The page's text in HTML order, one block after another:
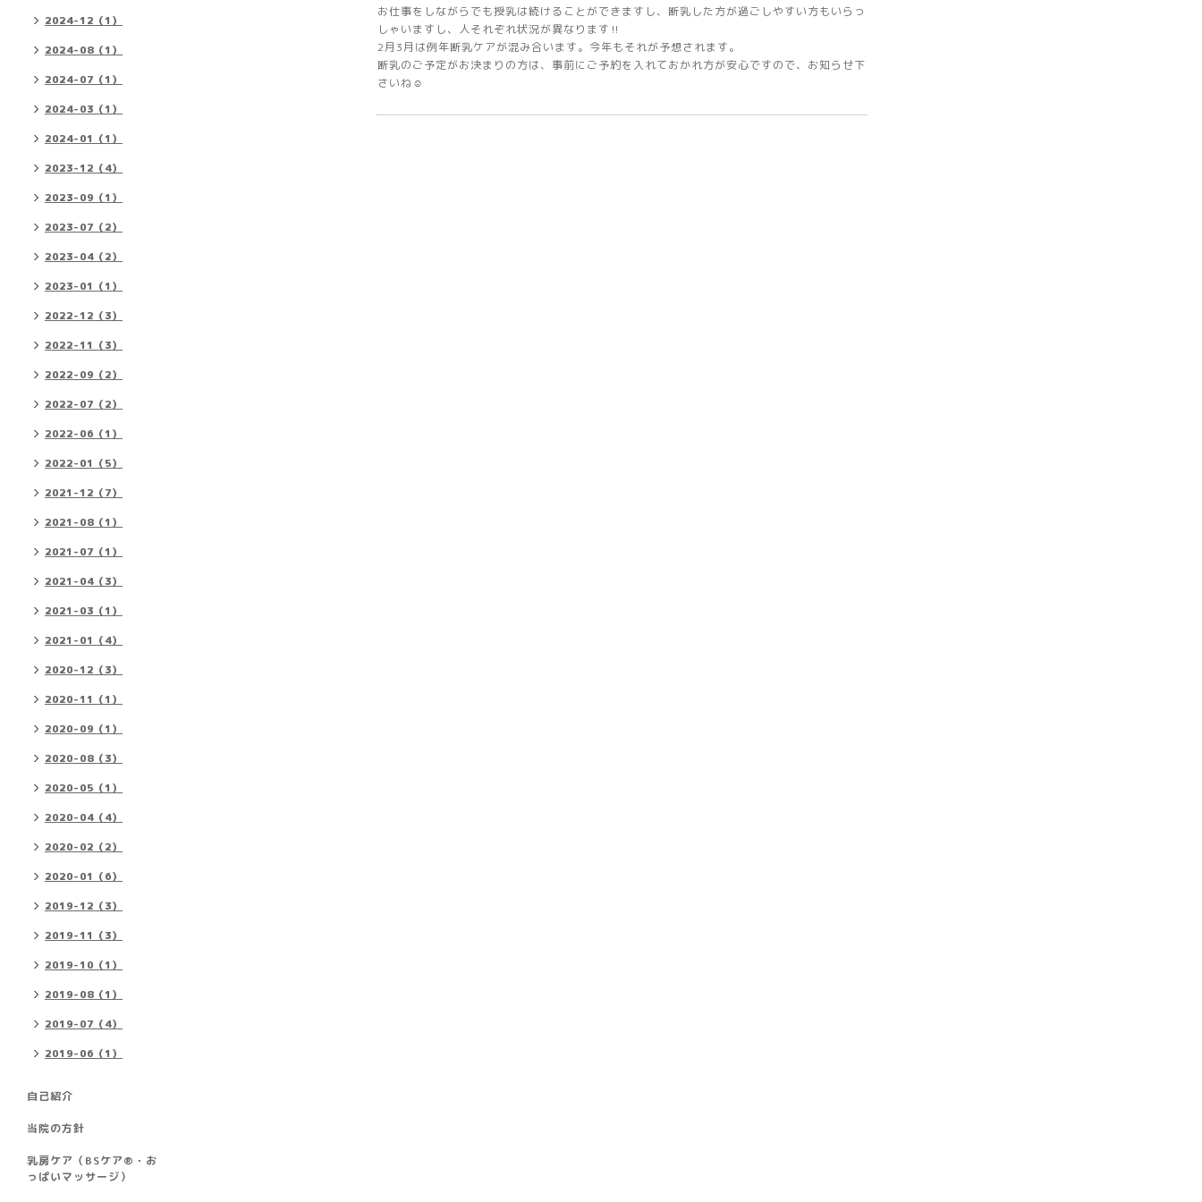
お仕事をしながらでも授乳は続けることができますし、断乳した方が過ごしやすい方もいらっ
しゃいますし、人それぞれ状況が異なります‼️
2月3月は例年断乳ケアが混み合います。今年もそれが予想されます。
断乳のご予定がお決まりの方は、事前にご予約を入れておかれ方が安心ですので、お知らせ下
さいね☺️
2024-12（1）
2024-08（1）
2024-07（1）
2024-03（1）
2024-01（1）
2023-12（4）
2023-09（1）
2023-07（2）
2023-04（2）
2023-01（1）
2022-12（3）
2022-11（3）
2022-09（2）
2022-07（2）
2022-06（1）
2022-01（5）
2021-12（7）
2021-08（1）
2021-07（1）
2021-04（3）
2021-03（1）
2021-01（4）
2020-12（3）
2020-11（1）
2020-09（1）
2020-08（3）
2020-05（1）
2020-04（4）
2020-02（2）
2020-01（6）
2019-12（3）
2019-11（3）
2019-10（1）
2019-08（1）
2019-07（4）
2019-06（1）
自己紹介
当院の方針
乳房ケア（BSケア®︎・お
っぱいマッサージ）